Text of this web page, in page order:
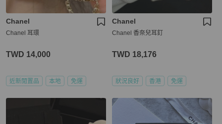
Chanel
Chanel 耳環
TWD 14,000
近新閒置品 本地 免運
Chanel
Chanel 香奈兒耳釘
TWD 18,176
狀況良好 香港 免運